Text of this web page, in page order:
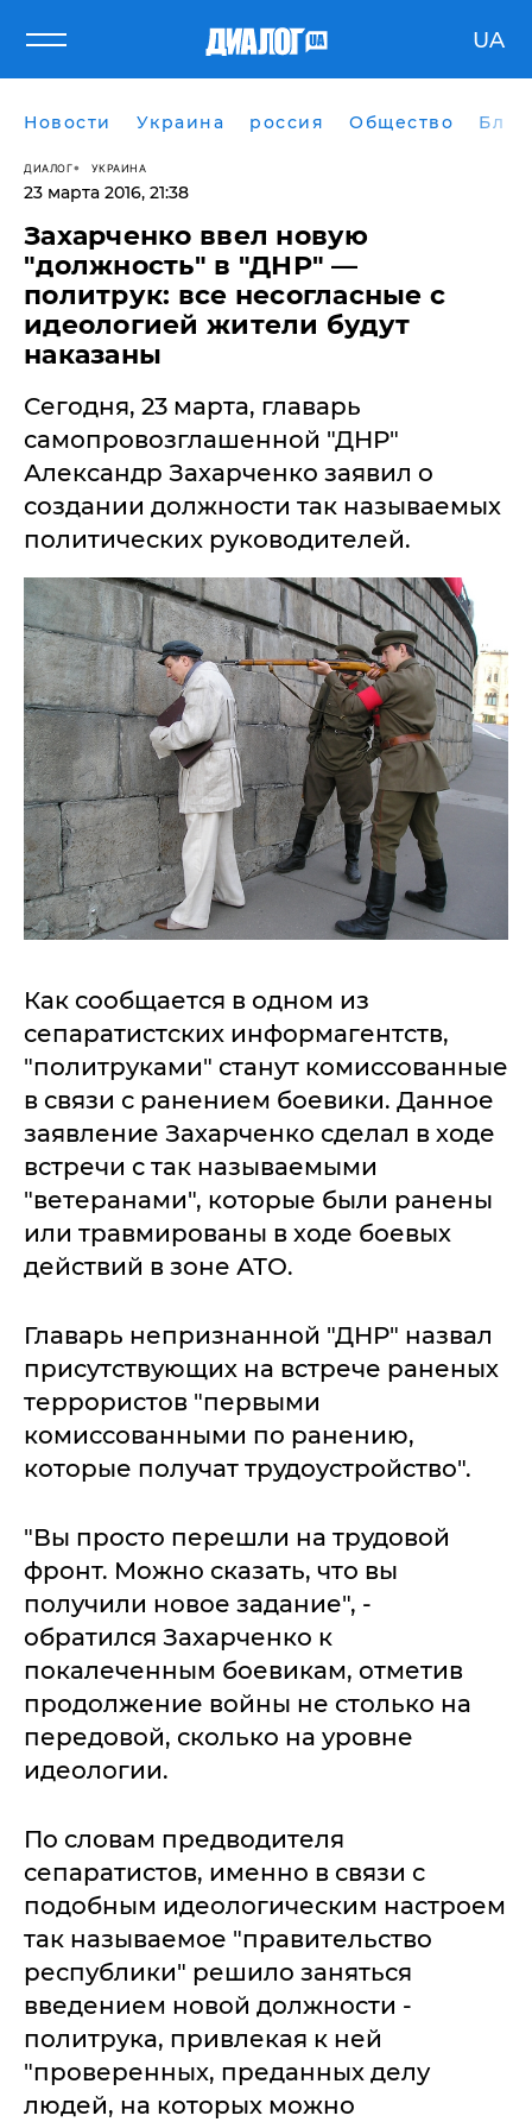
UA
Новости Украина россия Общество
ДИАЛОГ УКРАИНА
23 марта 2016, 21:38
​Захарченко ввел новую
"должность" в "ДНР" —
политрук: все несогласные с
идеологией жители будут
наказаны
Сегодня, 23 марта, главарь
самопровозглашенной "ДНР"
Александр Захарченко заявил о
создании должности так называемых
политических руководителей.
Как сообщается в одном из
сепаратистских информагентств,
"политруками" станут комиссованные
в связи с ранением боевики. Данное
заявление Захарченко сделал в ходе
встречи с так называемыми
"ветеранами", которые были ранены
или травмированы в ходе боевых
действий в зоне АТО.
Главарь непризнанной "ДНР" назвал
присутствующих на встрече раненых
террористов "первыми
комиссованными по ранению,
которые получат трудоустройство".
"Вы просто перешли на трудовой
фронт. Можно сказать, что вы
получили новое задание", -
обратился Захарченко к
покалеченным боевикам, отметив
продолжение войны не столько на
передовой, сколько на уровне
идеологии.
По словам предводителя
сепаратистов, именно в связи с
подобным идеологическим настроем
так называемое "правительство
республики" решило заняться
введением новой должности -
политрука, привлекая к ней
"проверенных, преданных делу
людей, на которых можно